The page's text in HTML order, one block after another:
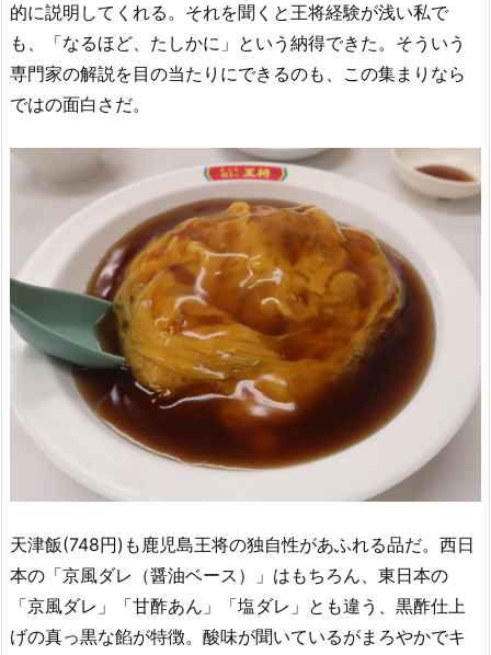
的に説明してくれる。それを聞くと王将経験が浅い私で
も、「なるほど、たしかに」という納得できた。そういう
専門家の解説を目の当たりにできるのも、この集まりなら
ではの面白さだ。
天津飯(748円)も鹿児島王将の独自性があふれる品だ。西日
本の「京風ダレ（醤油ベース）」はもちろん、東日本の
「京風ダレ」「甘酢あん」「塩ダレ」とも違う、黒酢仕上
げの真っ黒な餡が特徴。酸味が聞いているがまろやかでキ